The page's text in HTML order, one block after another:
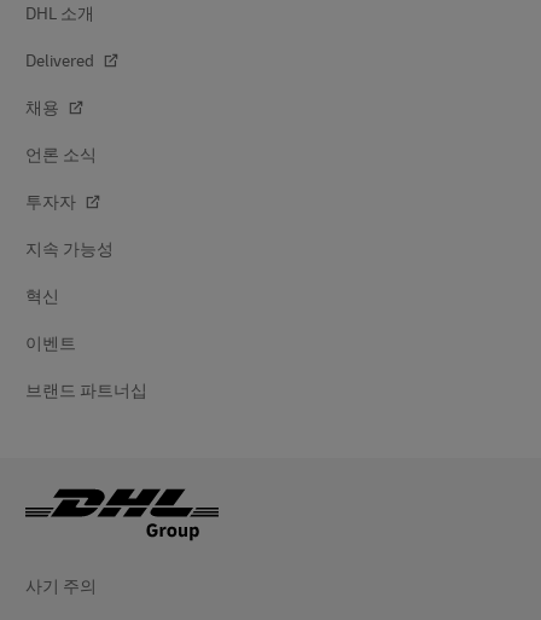
DHL 소개
Delivered
채용
언론 소식
투자자
지속 가능성
혁신
이벤트
브랜드 파트너십
사기 주의